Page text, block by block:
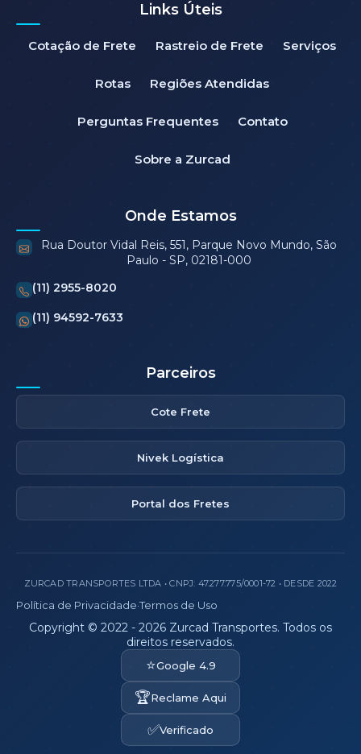
Links Úteis
Cotação de Frete Rastreio de Frete Serviços
Rotas Regiões Atendidas
Perguntas Frequentes Contato
Sobre a Zurcad
Onde Estamos
Rua Doutor Vidal Reis, 551, Parque Novo Mundo, São
Paulo - SP, 02181-000
(11) 2955-8020
(11) 94592-7633
Parceiros
Cote Frete
Nivek Logística
Portal dos Fretes
ZURCAD TRANSPORTES LTDA • CNPJ: 47.277.775/0001-72 • DESDE 2022
Política de Privacidade·Termos de Uso
Copyright © 2022 - 2026 Zurcad Transportes. Todos os
direitos reservados.
⭐Google 4.9
🏆Reclame Aqui
✅Verificado